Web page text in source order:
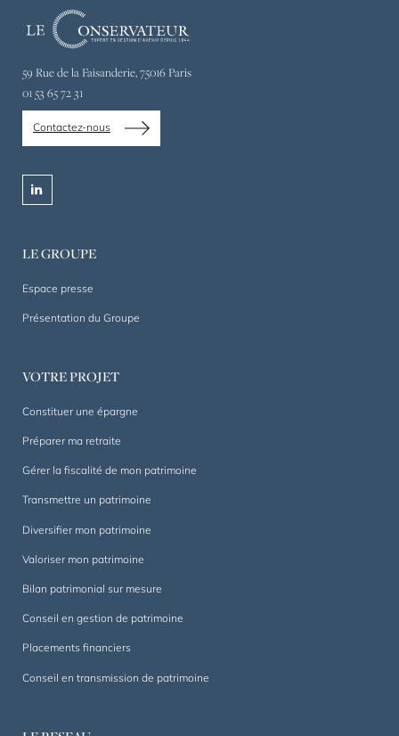
59 Rue de la Faisanderie, 75016 Paris
01 53 65 72 31
Contactez-nous
linkedin
LE GROUPE
Espace presse
Présentation du Groupe
VOTRE PROJET
Constituer une épargne
Préparer ma retraite
Gérer la fiscalité de mon patrimoine
Transmettre un patrimoine
Diversifier mon patrimoine
Valoriser mon patrimoine
Bilan patrimonial sur mesure
Conseil en gestion de patrimoine
Placements financiers
Conseil en transmission de patrimoine